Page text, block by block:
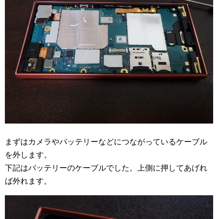
まずはカメラやバッテリーなどにつながっているケーブル
を外します。
下記はバッテリーのケーブルでした。上側に押してあげれ
ば外れます。